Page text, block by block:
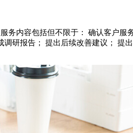
内容包括但不限于： 确认客户
研报告； 提出后续改善建议； 提